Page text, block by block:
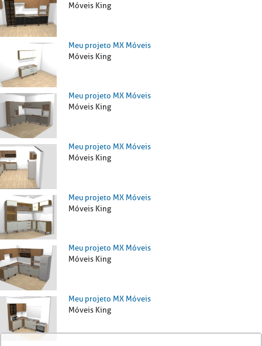
Móveis King
Meu projeto MX Móveis
Móveis King
Meu projeto MX Móveis
Móveis King
Meu projeto MX Móveis
Móveis King
Meu projeto MX Móveis
Móveis King
Meu projeto MX Móveis
Móveis King
Meu projeto MX Móveis
Móveis King